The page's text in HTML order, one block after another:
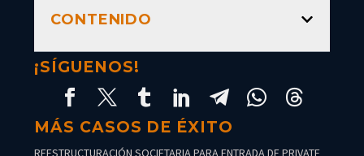
CONTENIDO
¡SÍGUENOS!
MÁS CASOS DE ÉXITO
REESTRUCTURACIÓN SOCIETARIA PARA ENTRADA DE PRIVATE